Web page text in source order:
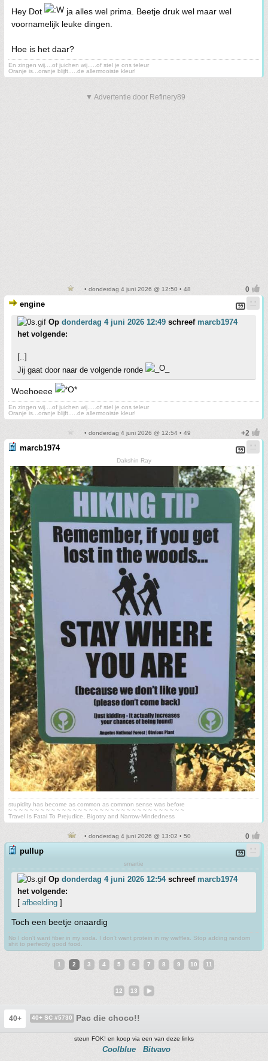
Hey Dot
ja alles wel prima. Beetje druk wel maar wel
voornamelijk leuke dingen.
Hoe is het daar?
En zingen wij....of juichen wij.....of stel je ons teleur
Oranje is...oranje blijft.....de allermooiste kleur!
▼ Advertentie door Refinery89
• donderdag 4 juni 2026 @ 12:50 • 48
engine
Op donderdag 4 juni 2026 12:49 schreef marcb1974
het volgende:
[..]
Jij gaat door naar de volgende ronde
Woehoeee
En zingen wij....of juichen wij.....of stel je ons teleur
Oranje is...oranje blijft.....de allermooiste kleur!
• donderdag 4 juni 2026 @ 12:54 • 49
marcb1974
Dakshin Ray
stupidity has become as common as common sense was before
~ ~ ~ ~ ~ ~ ~ ~ ~ ~ ~ ~ ~ ~ ~ ~ ~ ~ ~ ~ ~ ~ ~ ~ ~ ~ ~ ~ ~ ~ ~ ~ ~
Travel Is Fatal To Prejudice, Bigotry and Narrow-Mindedness
• donderdag 4 juni 2026 @ 13:02 • 50
pullup
smartie
Op donderdag 4 juni 2026 12:54schreef marcb1974
het volgende:
[ afbeelding ]
Toch een beetje onaardig
No I don't want fiber in my soda. I don't want protein in my waffles. Stop adding random
shit to perfectly good food.
1 2 3 4 5 6 7 8 9 10 11
12 13
40+ 40+ SC #5730 Pac die choco!!
steun FOK! en koop via een van deze links
Coolblue Bitvavo